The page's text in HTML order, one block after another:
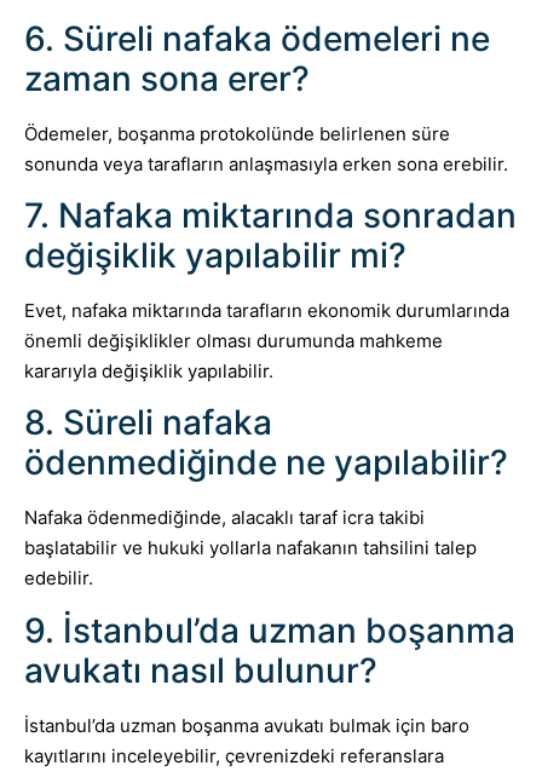
6. Süreli nafaka ödemeleri ne
zaman sona erer?
Ödemeler, boşanma protokolünde belirlenen süre
sonunda veya tarafların anlaşmasıyla erken sona erebilir.
7. Nafaka miktarında sonradan
değişiklik yapılabilir mi?
Evet, nafaka miktarında tarafların ekonomik durumlarında
önemli değişiklikler olması durumunda mahkeme
kararıyla değişiklik yapılabilir.
8. Süreli nafaka
ödenmediğinde ne yapılabilir?
Nafaka ödenmediğinde, alacaklı taraf icra takibi
başlatabilir ve hukuki yollarla nafakanın tahsilini talep
edebilir.
9. İstanbul’da uzman boşanma
avukatı nasıl bulunur?
İstanbul’da uzman boşanma avukatı bulmak için baro
kayıtlarını inceleyebilir, çevrenizdeki referanslara